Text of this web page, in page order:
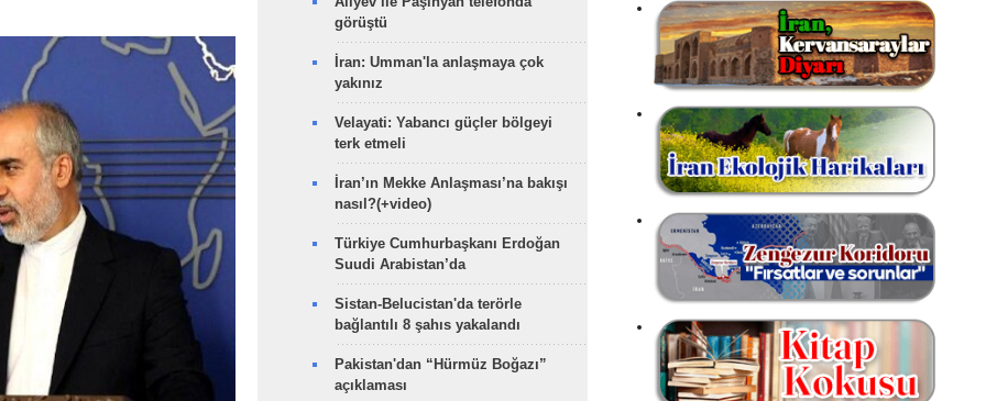
görüştü
İran: Umman'la anlaşmaya çok
yakınız
Velayati: Yabancı güçler bölgeyi
terk etmeli
İran’ın Mekke Anlaşması’na bakışı
nasıl?(+video)
Türkiye Cumhurbaşkanı Erdoğan
Suudi Arabistan’da
Sistan-Belucistan'da terörle
bağlantılı 8 şahıs yakalandı
Pakistan'dan “Hürmüz Boğazı”
açıklaması